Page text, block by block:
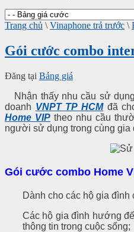
Trang chủ \ Vinaphone trả trước \
Gói cước combo
Đăng tại Bảng giá
Nhận thấy nhu cầu sử
doanh VNPT TP HCMđã
Home VIP theo nhu cầu
người sử dụng trong cùng gia
Gói cước combo Home
Dành cho các hộ gia
Các hộ gia đình hướng
thông tin trong cuộc sống;